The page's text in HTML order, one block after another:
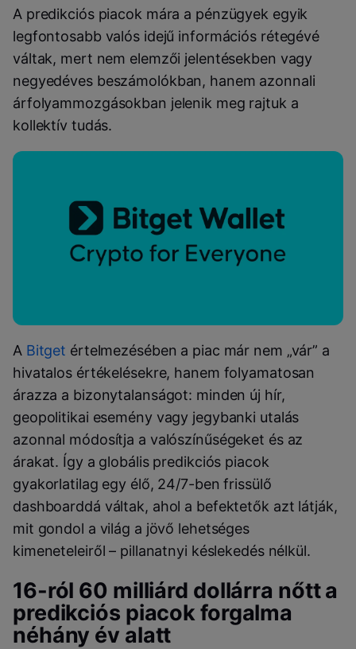
A predikciós piacok mára a pénzügyek egyik
legfontosabb valós idejű információs rétegévé
váltak, mert nem elemzői jelentésekben vagy
negyedéves beszámolókban, hanem azonnali
árfolyammozgásokban jelenik meg rajtuk a
kollektív tudás.
A Bitget értelmezésében a piac már nem „vár” a
hivatalos értékelésekre, hanem folyamatosan
árazza a bizonytalanságot: minden új hír,
geopolitikai esemény vagy jegybanki utalás
azonnal módosítja a valószínűségeket és az
árakat. Így a globális predikciós piacok
gyakorlatilag egy élő, 24/7-ben frissülő
dashboarddá váltak, ahol a befektetők azt látják,
mit gondol a világ a jövő lehetséges
kimeneteleiről – pillanatnyi késlekedés nélkül.
16-ról 60 milliárd dollárra nőtt a
predikciós piacok forgalma
néhány év alatt